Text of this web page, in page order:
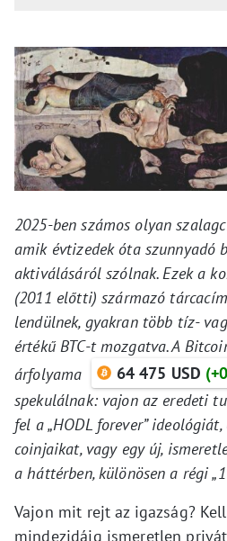
2025-ben számos olyan
amik évtizedek óta szunnyadó
aktiválásáról szólnak. Ezek a
(2011 előtti) származó
lendülnek, gyakran több tíz-
értékű BTC-t mozgatva. A
árfolyama
64 475 USD
spekulálnak: vajon az eredeti
fel a „HODL forever”
coinjaikat, vagy egy új,
a háttérben, különösen a régi
Vajon mit rejt az igazság?
mindezidáig ismeretlen